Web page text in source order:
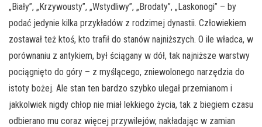
„Biały”, „Krzywousty”, „Wstydliwy”, „Brodaty”, „Laskonogi” – by
podać jedynie kilka przykładów z rodzimej dynastii. Człowiekiem
zostawał też ktoś, kto trafił do stanów najniższych. O ile władca, w
porównaniu z antykiem, był ściągany w dół, tak najniższe warstwy
pociągnięto do góry – z myślącego, zniewolonego narzędzia do
istoty bożej. Ale stan ten bardzo szybko ulegał przemianom i
jakkolwiek nigdy chłop nie miał lekkiego życia, tak z biegiem czasu
odbierano mu coraz więcej przywilejów, nakładając w zamian